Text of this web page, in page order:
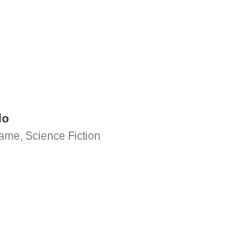
,Science Fiction